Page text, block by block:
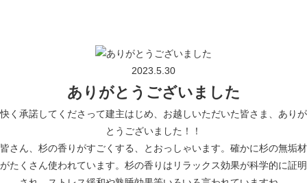
2023.5.30
ありがとうございました
快く承諾してくださって建主はじめ、お越しいただいた皆さま、ありが
とうございました！！
皆さん、杉の香りがすごくする、とおっしゃいます。 確かに杉の無垢材
がたくさん使われています。 杉の香りはリラックス効果が科学的に証明